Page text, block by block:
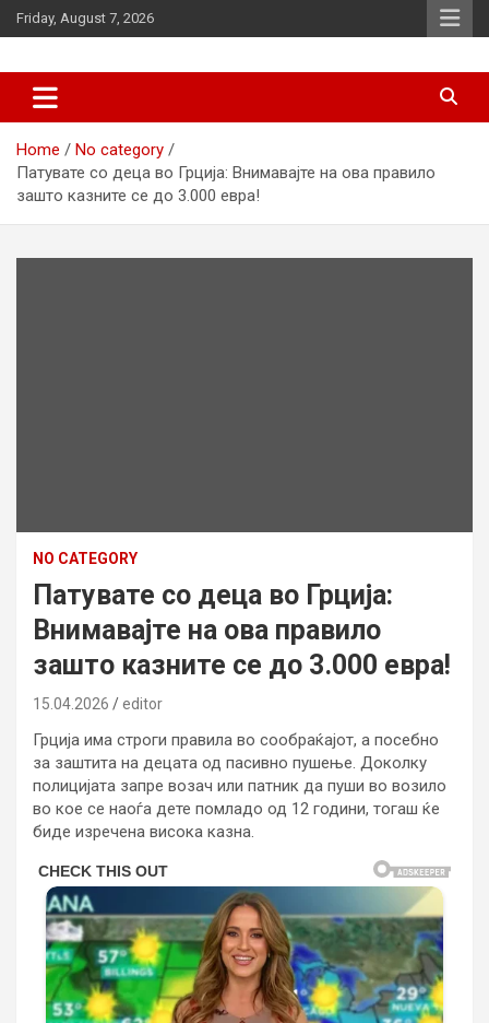
Skip
to
Friday, August 7, 2026
d7-news.com
Home
No category
Патувате со деца во Грција: Внимавајте на ова правило
зашто казните се до 3.000 евра!
NO CATEGORY
Патувате со деца во Грција:
Внимавајте на ова правило
зашто казните се до 3.000 евра!
15.04.2026 editor
Грција има строги правила во сообраќајот, а посебно
за заштита на децата од пасивно пушење. Доколку
полицијата запре возач или патник да пуши во возило
во кое се наоѓа дете помладо од 12 години, тогаш ќе
биде изречена висока казна.